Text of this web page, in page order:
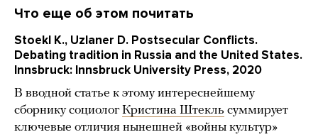
Что еще об этом почитать
Stoekl K., Uzlaner D. Postsecular Conflicts.
Debating tradition in Russia and the United States.
Innsbruck: Innsbruck University Press, 2020
В вводной статье к этому интереснейшему
сборнику социологКристина Штекль суммирует
ключевые отличия нынешней «войны культур»